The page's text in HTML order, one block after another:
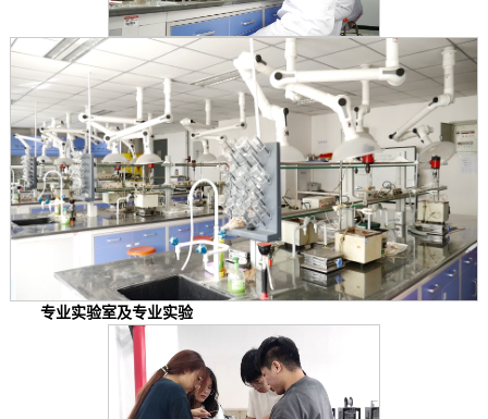
专业实验室及专业实验